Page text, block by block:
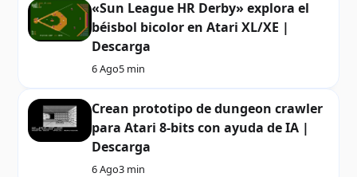
«Sun League HR Derby» explora el
béisbol bicolor en Atari XL/XE |
Descarga
6 Ago5 min
Crean prototipo de dungeon crawler
para Atari 8-bits con ayuda de IA |
Descarga
6 Ago3 min